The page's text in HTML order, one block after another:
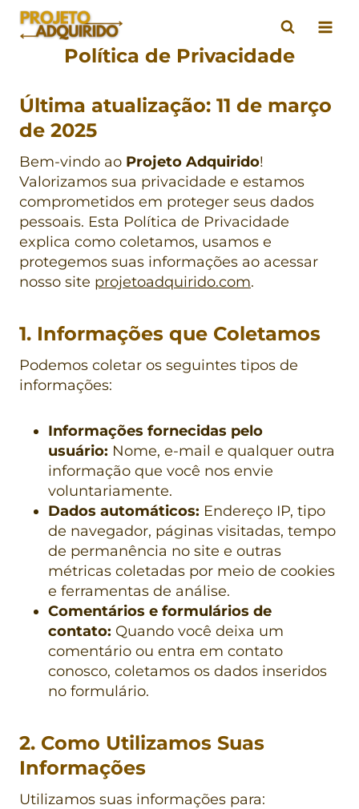
Pular
para
Política de Privacidade
Última atualização: 11 de março
de 2025
Bem-vindo ao Projeto Adquirido!
Valorizamos sua privacidade e estamos
comprometidos em proteger seus dados
pessoais. Esta Política de Privacidade
explica como coletamos, usamos e
protegemos suas informações ao acessar
nosso site projetoadquirido.com.
1. Informações que Coletamos
Podemos coletar os seguintes tipos de
informações:
Informações fornecidas pelo
usuário: Nome, e-mail e qualquer outra
informação que você nos envie
voluntariamente.
Dados automáticos: Endereço IP, tipo
de navegador, páginas visitadas, tempo
de permanência no site e outras
métricas coletadas por meio de cookies
e ferramentas de análise.
Comentários e formulários de
contato: Quando você deixa um
comentário ou entra em contato
conosco, coletamos os dados inseridos
no formulário.
2. Como Utilizamos Suas
Informações
Utilizamos suas informações para: